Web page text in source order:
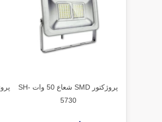
پروژکتور SMD شعاع 50 وات SH-
5730